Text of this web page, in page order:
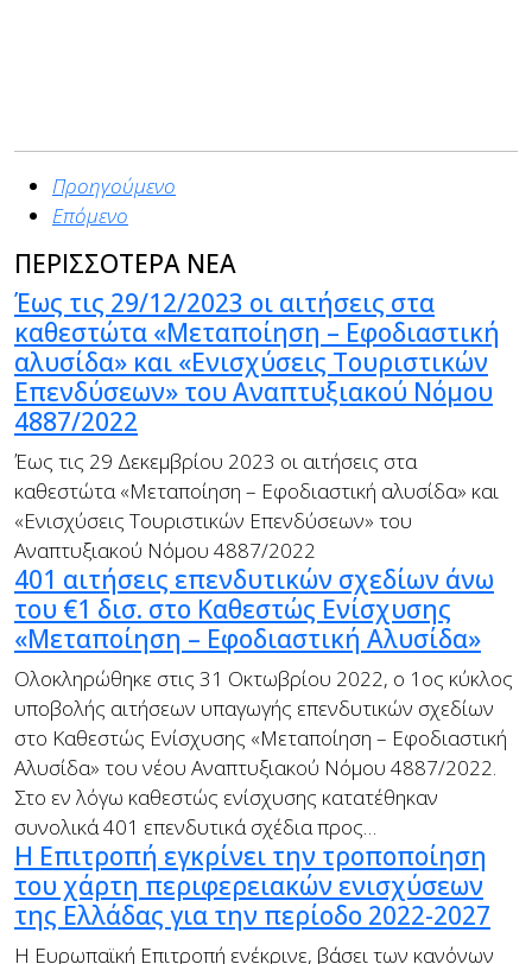
Προηγούμενο
Επόμενο
ΠΕΡΙΣΣΟΤΕΡΑ ΝΕΑ
Έως τις 29/12/2023 οι αιτήσεις στα
καθεστώτα «Μεταποίηση – Εφοδιαστική
αλυσίδα» και «Ενισχύσεις Τουριστικών
Επενδύσεων» του Αναπτυξιακού Νόμου
4887/2022
Έως τις 29 Δεκεμβρίου 2023 οι αιτήσεις στα
καθεστώτα «Μεταποίηση – Εφοδιαστική αλυσίδα» και
«Ενισχύσεις Τουριστικών Επενδύσεων» του
Αναπτυξιακού Νόμου 4887/2022
401 αιτήσεις επενδυτικών σχεδίων άνω
του €1 δισ. στο Καθεστώς Ενίσχυσης
«Μεταποίηση – Εφοδιαστική Αλυσίδα»
Ολοκληρώθηκε στις 31 Οκτωβρίου 2022, ο 1ος κύκλος
υποβολής αιτήσεων υπαγωγής επενδυτικών σχεδίων
στο Καθεστώς Ενίσχυσης «Μεταποίηση – Εφοδιαστική
Αλυσίδα» του νέου Αναπτυξιακού Νόμου 4887/2022.
Στο εν λόγω καθεστώς ενίσχυσης κατατέθηκαν
συνολικά 401 επενδυτικά σχέδια προς…
Η Επιτροπή εγκρίνει την τροποποίηση
του χάρτη περιφερειακών ενισχύσεων
της Ελλάδας για την περίοδο 2022-2027
Η Ευρωπαϊκή Επιτροπή ενέκρινε, βάσει των κανόνων